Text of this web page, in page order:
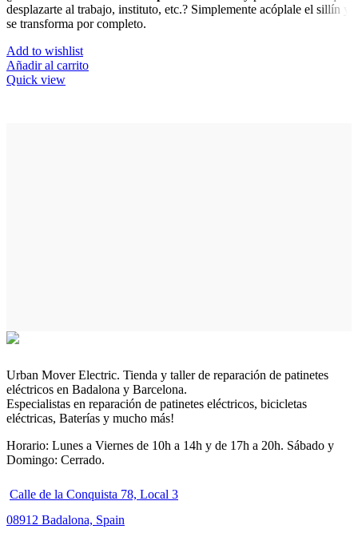
desplazarte al trabajo, instituto, etc.? Simplemente acóplale el sillín y
se transforma por completo.
Add to wishlist
Añadir al carrito
Quick view
Urban Mover Electric. Tienda y taller de reparación de patinetes
eléctricos en Badalona y Barcelona.
Especialistas en reparación de patinetes eléctricos, bicicletas
eléctricas, Baterías y mucho más!
Horario: Lunes a Viernes de 10h a 14h y de 17h a 20h. Sábado y
Domingo: Cerrado.
Calle de la Conquista 78, Local 3
08912 Badalona, Spain